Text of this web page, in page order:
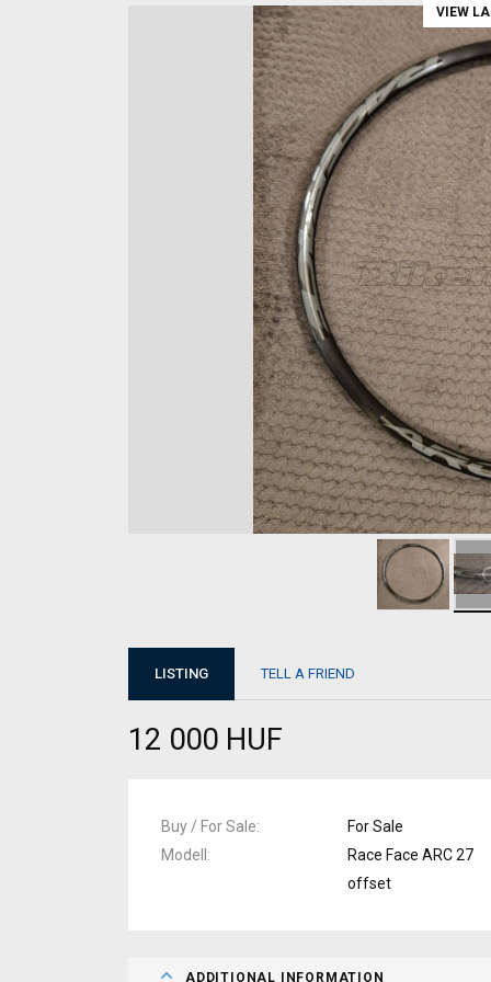
VIEW
LISTING TELL A FRIEND
12 000 HUF
Buy / For Sale
For Sale
Modell
Race Face ARC 27
offset
ADDITIONAL INFORMATION